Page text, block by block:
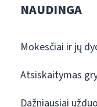
NAUDINGA
Mokesčiai ir jų
Atsiskaitymas
Dažniausiai